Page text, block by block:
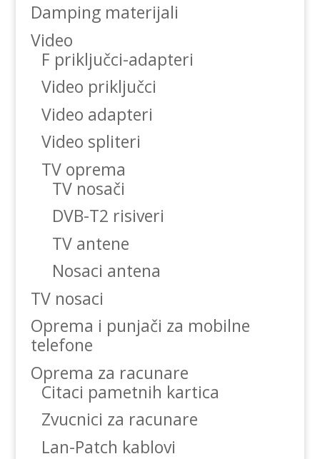
Damping materijali
Video
F priključci-adapteri
Video priključci
Video adapteri
Video spliteri
TV oprema
TV nosači
DVB-T2 risiveri
TV antene
Nosaci antena
TV nosaci
Oprema i punjači za mobilne
telefone
Oprema za racunare
Citaci pametnih kartica
Zvucnici za racunare
Lan-Patch kablovi